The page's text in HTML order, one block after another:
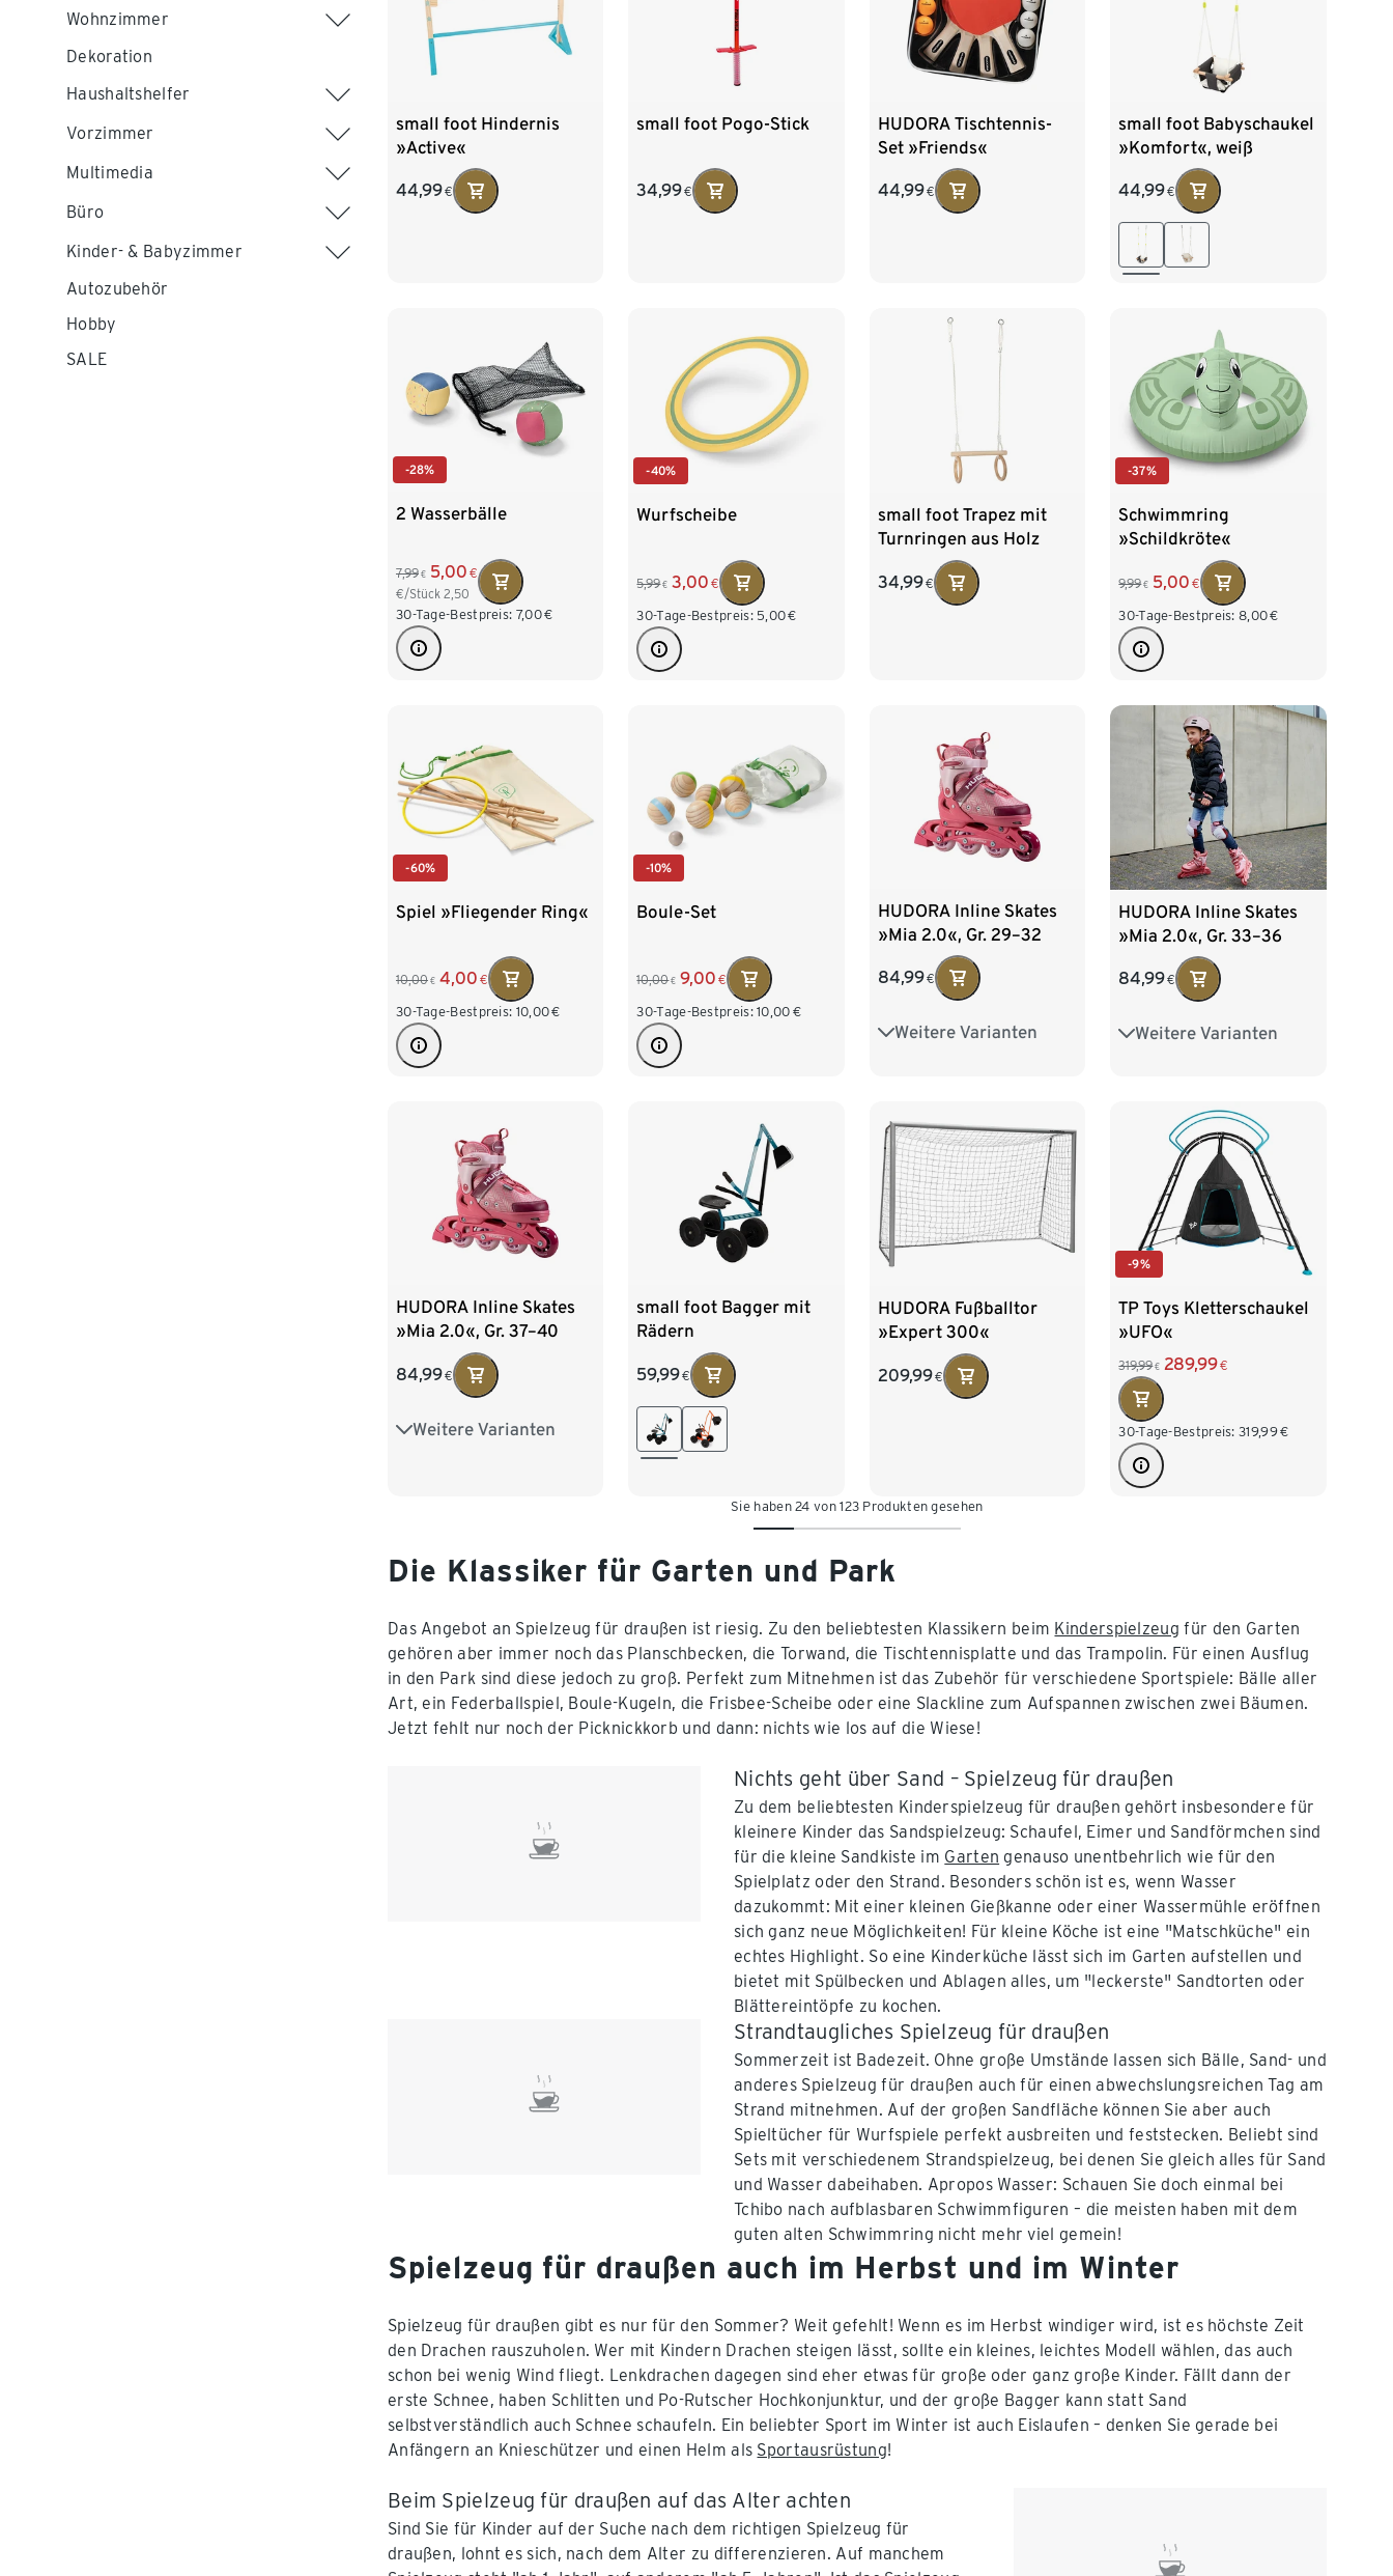
Wohnzimmer
Dekoration
Haushaltshelfer
Vorzimmer
Multimedia
Büro
Kinder- & Babyzimmer
Autozubehör
Hobby
SALE
small foot Hindernis
»Active«
44,99€
small foot Pogo-Stick
34,99€
HUDORA Tischtennis-
Set »Friends«
44,99€
small foot Babyschaukel
»Komfort«, weiß
44,99€
-28%
2 Wasserbälle
7,99 € 5,00 €
€/Stück 2,50
30-Tage-Bestpreis: 7,00€
-40%
Wurfscheibe
5,99 € 3,00 €
30-Tage-Bestpreis: 5,00€
small foot Trapez mit
Turnringen aus Holz
34,99€
-37%
Schwimmring
»Schildkröte«
9,99 € 5,00 €
30-Tage-Bestpreis: 8,00€
-60%
Spiel »Fliegender Ring«
10,00 € 4,00 €
30-Tage-Bestpreis: 10,00€
-10%
Boule-Set
10,00 € 9,00 €
30-Tage-Bestpreis: 10,00 €
HUDORA Inline Skates
»Mia 2.0«, Gr. 29–32
84,99€
Weitere Varianten
Gr. 33–36 Gr. 37–40
HUDORA Inline Skates
»Mia 2.0«, Gr. 33–36
84,99€
Weitere Varianten
Gr. 29–32 Gr. 37–40
HUDORA Inline Skates
»Mia 2.0«, Gr. 37–40
84,99€
Weitere Varianten
Gr. 29–32 Gr. 33–36
small foot Bagger mit
Rädern
59,99€
HUDORA Fußballtor
»Expert 300«
209,99€
-9%
TP Toys Kletterschaukel
»UFO«
319,99 € 289,99€
30-Tage-Bestpreis: 319,99€
Sie haben 24 von 123 Produkten gesehen
Die Klassiker für Garten und Park
Das Angebot an Spielzeug für draußen ist riesig. Zu den beliebtesten Klassikern beim Kinderspielzeug für den Garten
gehören aber immer noch das Planschbecken, die Torwand, die Tischtennisplatte und das Trampolin. Für einen Ausflug
in den Park sind diese jedoch zu groß. Perfekt zum Mitnehmen ist das Zubehör für verschiedene Sportspiele: Bälle aller
Art, ein Federballspiel, Boule-Kugeln, die Frisbee-Scheibe oder eine Slackline zum Aufspannen zwischen zwei Bäumen.
Jetzt fehlt nur noch der Picknickkorb und dann: nichts wie los auf die Wiese!
Nichts geht über Sand – Spielzeug für draußen
Zu dem beliebtesten Kinderspielzeug für draußen gehört insbesondere für
kleinere Kinder das Sandspielzeug: Schaufel, Eimer und Sandförmchen sind
für die kleine Sandkiste im Garten genauso unentbehrlich wie für den
Spielplatz oder den Strand. Besonders schön ist es, wenn Wasser
dazukommt: Mit einer kleinen Gießkanne oder einer Wassermühle eröffnen
sich ganz neue Möglichkeiten! Für kleine Köche ist eine "Matschküche" ein
echtes Highlight. So eine Kinderküche lässt sich im Garten aufstellen und
bietet mit Spülbecken und Ablagen alles, um "leckerste" Sandtorten oder
Blättereintöpfe zu kochen.
Strandtaugliches Spielzeug für draußen
Sommerzeit ist Badezeit. Ohne große Umstände lassen sich Bälle, Sand- und
anderes Spielzeug für draußen auch für einen abwechslungsreichen Tag am
Strand mitnehmen. Auf der großen Sandfläche können Sie aber auch
Spieltücher für Wurfspiele perfekt ausbreiten und feststecken. Beliebt sind
Sets mit verschiedenem Strandspielzeug, bei denen Sie gleich alles für Sand
und Wasser dabeihaben. Apropos Wasser: Schauen Sie doch einmal bei
Tchibo nach aufblasbaren Schwimmfiguren – die meisten haben mit dem
guten alten Schwimmring nicht mehr viel gemein!
Spielzeug für draußen auch im Herbst und im Winter
Spielzeug für draußen gibt es nur für den Sommer? Weit gefehlt! Wenn es im Herbst windiger wird, ist es höchste Zeit
den Drachen rauszuholen. Wer mit Kindern Drachen steigen lässt, sollte ein kleines, leichtes Modell wählen, das auch
schon bei wenig Wind fliegt. Lenkdrachen dagegen sind eher etwas für große oder ganz große Kinder. Fällt dann der
erste Schnee, haben Schlitten und Po-Rutscher Hochkonjunktur, und der große Bagger kann statt Sand
selbstverständlich auch Schnee schaufeln. Ein beliebter Sport im Winter ist auch Eislaufen – denken Sie gerade bei
Anfängern an Knieschützer und einen Helm als Sportausrüstung!
Beim Spielzeug für draußen auf das Alter achten
Sind Sie für Kinder auf der Suche nach dem richtigen Spielzeug für
draußen, lohnt es sich, nach dem Alter zu differenzieren. Auf manchem